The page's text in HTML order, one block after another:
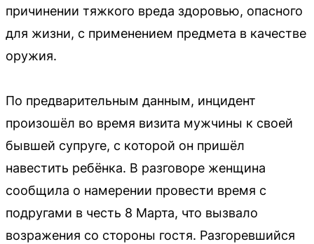
причинении тяжкого вреда здоровью, опасного
для жизни, с применением предмета в качестве
оружия.
По предварительным данным, инцидент
произошёл во время визита мужчины к своей
бывшей супруге, с которой он пришёл
навестить ребёнка. В разговоре женщина
сообщила о намерении провести время с
подругами в честь 8 Марта, что вызвало
возражения со стороны гостя. Разгоревшийся